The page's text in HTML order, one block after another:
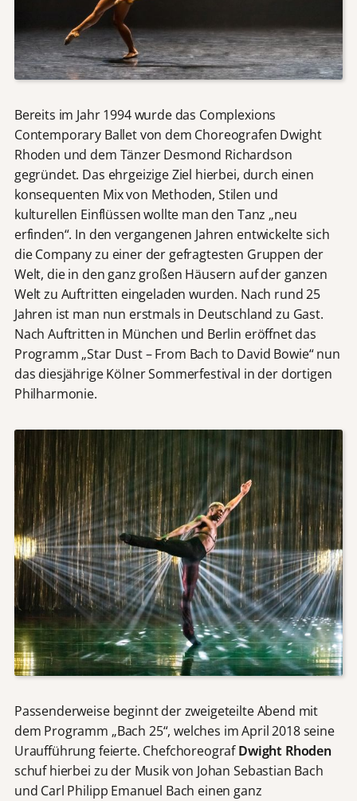
Bereits im Jahr 1994 wurde das Complexions
Contemporary Ballet von dem Choreografen Dwight
Rhoden und dem Tänzer Desmond Richardson
gegründet. Das ehrgeizige Ziel hierbei, durch einen
konsequenten Mix von Methoden, Stilen und
kulturellen Einflüssen wollte man den Tanz „neu
erfinden“. In den vergangenen Jahren entwickelte sich
die Company zu einer der gefragtesten Gruppen der
Welt, die in den ganz großen Häusern auf der ganzen
Welt zu Auftritten eingeladen wurden. Nach rund 25
Jahren ist man nun erstmals in Deutschland zu Gast.
Nach Auftritten in München und Berlin eröffnet das
Programm „Star Dust – From Bach to David Bowie“ nun
das diesjährige Kölner Sommerfestival in der dortigen
Philharmonie.
Passenderweise beginnt der zweigeteilte Abend mit
dem Programm „Bach 25“, welches im April 2018 seine
Uraufführung feierte. ChefchoreografDwight Rhoden
schuf hierbei zu der Musik von Johan Sebastian Bach
und Carl Philipp Emanuel Bach einen ganz